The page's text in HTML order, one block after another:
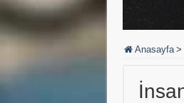
Anasayfa >